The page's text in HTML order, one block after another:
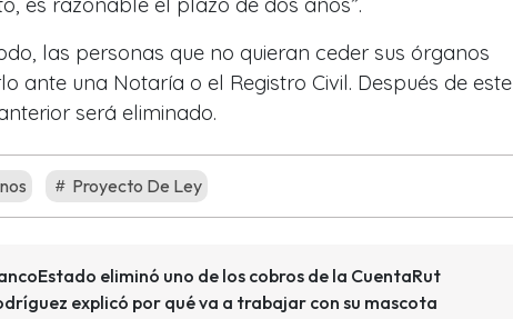
es razonable el plazo de dos años”.
las personas que no quieran ceder sus órganos
ante una Notaría o el Registro Civil. Después de este
será eliminado.
Proyecto De Ley
eliminó uno de los cobros de la CuentaRut
explicó por qué va a trabajar con su mascota